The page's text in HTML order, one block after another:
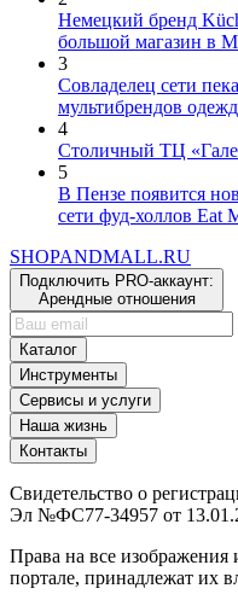
2
Немецкий бренд
большой магазин в
3
Совладелец сети
мультибрендов
4
Столичный ТЦ
5
В Пензе появится
сети фуд-холлов Eat
SHOPANDMALL.RU
Подключить PRO-аккаунт:
Арендные отношения
Каталог
Инструменты
Сервисы и услуги
Наша жизнь
Контакты
Свидетельство о
Эл №ФС77-34957 от
Права на все изображения
портале, принадлежат их